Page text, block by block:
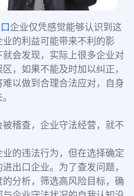
企业仅凭感觉能够认识到这
的利益可能带来不利的影
会发现，实际上很多企业对
，如果不能及时加以纠正，
以做到合理合法应对，自身
稽查，企业守法经营，就不
的违法行为，但在选择确定
出口企业。为了查发问题，
分析，筛选高风险目标，确